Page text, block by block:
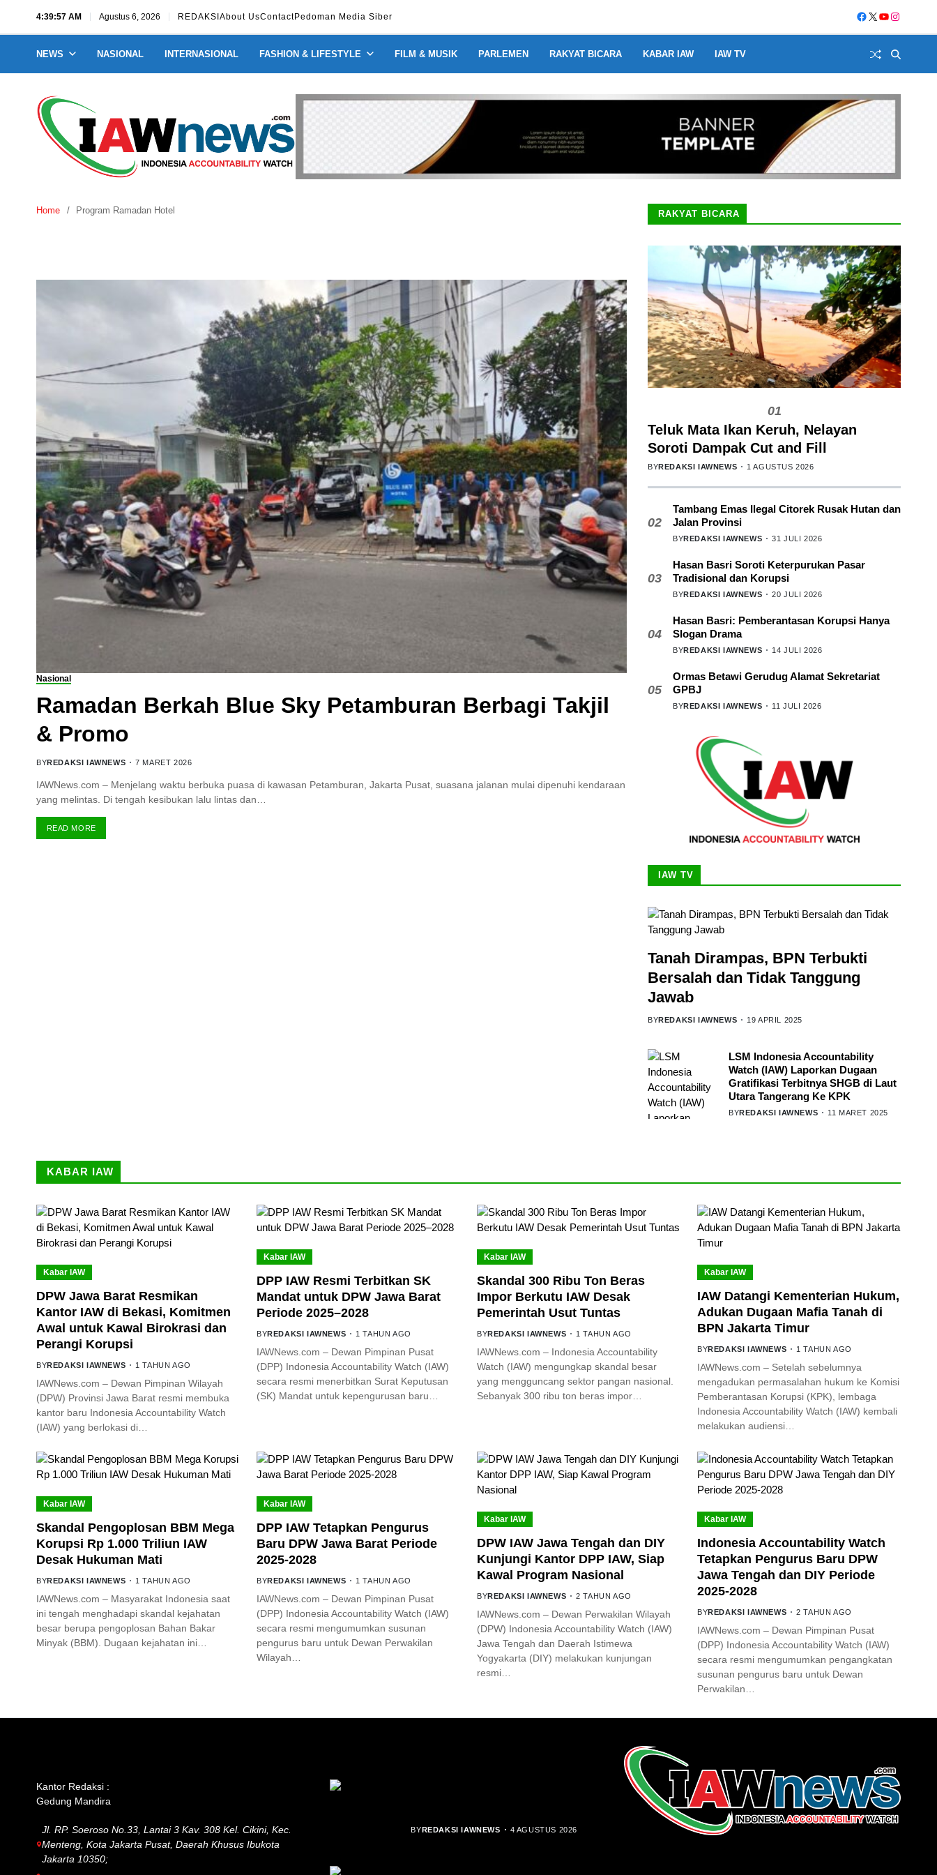
4:39:58 AM Agustus 6, 2026 REDAKSI About UsContactPedoman Media Siber
NEWS NASIONAL INTERNASIONAL FASHION & LIFESTYLE FILM & MUSIK PARLEMEN RAKYAT BICARA KABAR IAW IAW TV
Home Program Ramadan Hotel
Nasional
Ramadan Berkah Blue Sky Petamburan Berbagi Takjil
& Promo
BYREDAKSI IAWNEWS 7 MARET 2026
IAWNews.com – Menjelang waktu berbuka puasa di kawasan Petamburan, Jakarta Pusat, suasana jalanan mulai dipenuhi kendaraan
yang melintas. Di tengah kesibukan lalu lintas dan…
READ MORE
RAKYAT BICARA
01
Teluk Mata Ikan Keruh, Nelayan
Soroti Dampak Cut and Fill
BYREDAKSI IAWNEWS 1 AGUSTUS 2026
02
Tambang Emas Ilegal Citorek Rusak Hutan dan
Jalan Provinsi
BYREDAKSI IAWNEWS 31 JULI 2026
03
Hasan Basri Soroti Keterpurukan Pasar
Tradisional dan Korupsi
BYREDAKSI IAWNEWS 20 JULI 2026
04
Hasan Basri: Pemberantasan Korupsi Hanya
Slogan Drama
BYREDAKSI IAWNEWS 14 JULI 2026
05
Ormas Betawi Gerudug Alamat Sekretariat
GPBJ
BYREDAKSI IAWNEWS 11 JULI 2026
IAW TV
Tanah Dirampas, BPN Terbukti
Bersalah dan Tidak Tanggung
Jawab
BYREDAKSI IAWNEWS 19 APRIL 2025
LSM Indonesia Accountability
Watch (IAW) Laporkan Dugaan
Gratifikasi Terbitnya SHGB di Laut
Utara Tangerang Ke KPK
BYREDAKSI IAWNEWS 11 MARET 2025
KABAR IAW
Kabar IAW
DPW Jawa Barat Resmikan
Kantor IAW di Bekasi, Komitmen
Awal untuk Kawal Birokrasi dan
Perangi Korupsi
BYREDAKSI IAWNEWS 1 TAHUN AGO
IAWNews.com – Dewan Pimpinan Wilayah
(DPW) Provinsi Jawa Barat resmi membuka
kantor baru Indonesia Accountability Watch
(IAW) yang berlokasi di…
Kabar IAW
DPP IAW Resmi Terbitkan SK
Mandat untuk DPW Jawa Barat
Periode 2025–2028
BYREDAKSI IAWNEWS 1 TAHUN AGO
IAWNews.com – Dewan Pimpinan Pusat
(DPP) Indonesia Accountability Watch (IAW)
secara resmi menerbitkan Surat Keputusan
(SK) Mandat untuk kepengurusan baru…
Kabar IAW
Skandal 300 Ribu Ton Beras
Impor Berkutu IAW Desak
Pemerintah Usut Tuntas
BYREDAKSI IAWNEWS 1 TAHUN AGO
IAWNews.com – Indonesia Accountability
Watch (IAW) mengungkap skandal besar
yang mengguncang sektor pangan nasional.
Sebanyak 300 ribu ton beras impor…
Kabar IAW
IAW Datangi Kementerian Hukum,
Adukan Dugaan Mafia Tanah di
BPN Jakarta Timur
BYREDAKSI IAWNEWS 1 TAHUN AGO
IAWNews.com – Setelah sebelumnya
mengadukan permasalahan hukum ke Komisi
Pemberantasan Korupsi (KPK), lembaga
Indonesia Accountability Watch (IAW) kembali
melakukan audiensi…
Kabar IAW
Skandal Pengoplosan BBM Mega
Korupsi Rp 1.000 Triliun IAW
Desak Hukuman Mati
BYREDAKSI IAWNEWS 1 TAHUN AGO
IAWNews.com – Masyarakat Indonesia saat
ini tengah menghadapi skandal kejahatan
besar berupa pengoplosan Bahan Bakar
Minyak (BBM). Dugaan kejahatan ini…
Kabar IAW
DPP IAW Tetapkan Pengurus
Baru DPW Jawa Barat Periode
2025-2028
BYREDAKSI IAWNEWS 1 TAHUN AGO
IAWNews.com – Dewan Pimpinan Pusat
(DPP) Indonesia Accountability Watch (IAW)
secara resmi mengumumkan susunan
pengurus baru untuk Dewan Perwakilan
Wilayah…
Kabar IAW
DPW IAW Jawa Tengah dan DIY
Kunjungi Kantor DPP IAW, Siap
Kawal Program Nasional
BYREDAKSI IAWNEWS 2 TAHUN AGO
IAWNews.com – Dewan Perwakilan Wilayah
(DPW) Indonesia Accountability Watch (IAW)
Jawa Tengah dan Daerah Istimewa
Yogyakarta (DIY) melakukan kunjungan
resmi…
Kabar IAW
Indonesia Accountability Watch
Tetapkan Pengurus Baru DPW
Jawa Tengah dan DIY Periode
2025-2028
BYREDAKSI IAWNEWS 2 TAHUN AGO
IAWNews.com – Dewan Pimpinan Pusat
(DPP) Indonesia Accountability Watch (IAW)
secara resmi mengumumkan pengangkatan
susunan pengurus baru untuk Dewan
Perwakilan…
Kantor Redaksi :
Gedung Mandira
Jl. RP. Soeroso No.33, Lantai 3 Kav. 308 Kel. Cikini, Kec.
Menteng, Kota Jakarta Pusat, Daerah Khusus Ibukota
Jakarta 10350;
BYREDAKSI IAWNEWS 4 AGUSTUS 2026